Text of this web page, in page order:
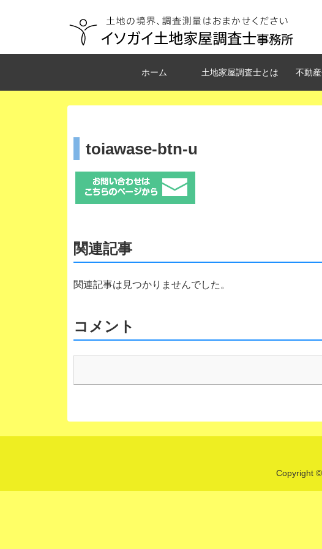
ホーム 土地家屋調査士とは 不動
toiawase-btn-u
関連記事
関連記事は見つかりませんでした。
コメント
Copyright